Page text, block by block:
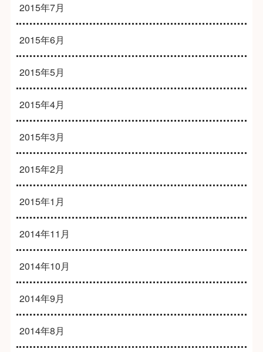
2015年7月
2015年6月
2015年5月
2015年4月
2015年3月
2015年2月
2015年1月
2014年11月
2014年10月
2014年9月
2014年8月